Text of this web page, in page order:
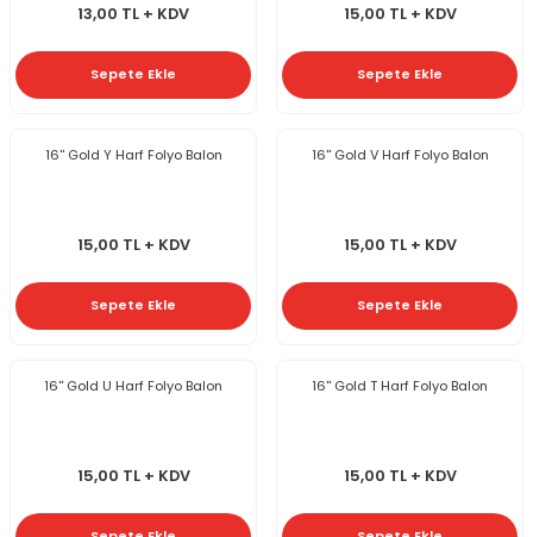
13,00 TL + KDV
Sepete Ekle
15,00 TL + KDV
Sepete Ekle
16'' Gold Y Harf Folyo Balon
15,00 TL + KDV
Sepete Ekle
16'' Gold V Harf Folyo Balon
15,00 TL + KDV
Sepete Ekle
16'' Gold U Harf Folyo Balon
15,00 TL + KDV
16'' Gold T Harf Folyo Balon
15,00 TL + KDV